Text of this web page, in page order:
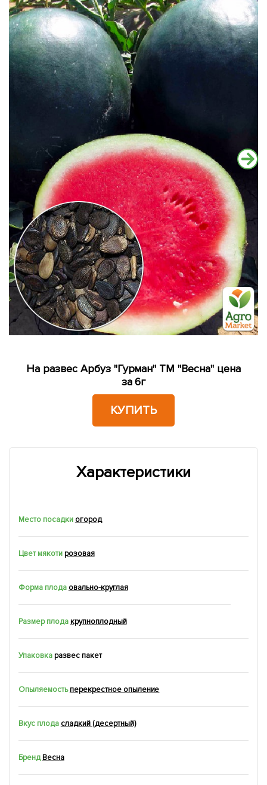
На развес Арбуз "Гурман" ТМ "Весна" цена
за 6г
КУПИТЬ
Характеристики
Место посадки огород
Цвет мякотирозовая
Форма плода овально-круглая
Размер плодакрупноплодный
Упаковкаразвес пакет
Опыляемостьперекрестное опыление
Вкус плода сладкий (десертный)
Бренд Весна